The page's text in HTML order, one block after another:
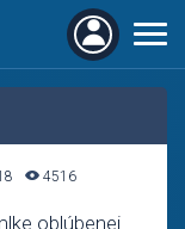
4516
oblúbenej